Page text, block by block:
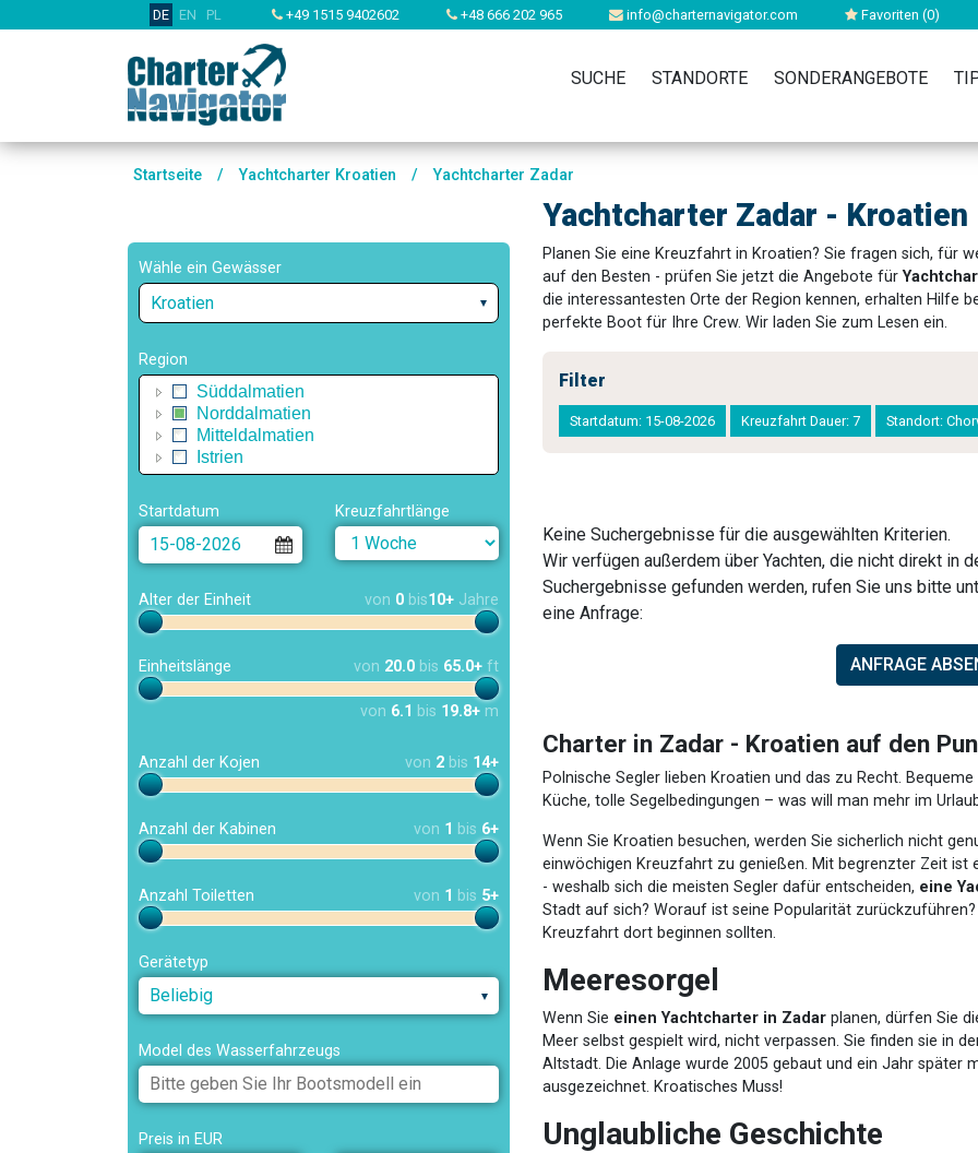
DE EN PL +49 1515 9402602 +48 666 202 965 info@charternavigator.com Favoriten (0)
SUCHE STANDORTE SONDERANGEBOTE
Startseite / Yachtcharter Kroatien / Yachtcharter Zadar
Yachtcharter Zadar - Kroatien
Wähle ein Gewässer
Kroatien
Region
Süddalmatien
Norddalmatien
Mitteldalmatien
Istrien
Startdatum Kreuzfahrtlänge
Alter der Einheit von 0 bis10+ Jahre
Einheitslänge von 20.0 bis 65.0+ ft
von 6.1 bis 19.8+ m
Anzahl der Kojen von 2 bis 14+
Anzahl der Kabinen von 1 bis 6+
Anzahl Toiletten von 1 bis 5+
Gerätetyp
Beliebig
Model des Wasserfahrzeugs
Preis in EUR
Planen Sie eine Kreuzfahrt in Kroatien? Sie fragen sich, für
auf den Besten - prüfen Sie jetzt die Angebote für
die interessantesten Orte der Region kennen, erhalten Hilfe
perfekte Boot für Ihre Crew. Wir laden Sie zum Lesen ein.
Filter
Startdatum: 15-08-2026 Kreuzfahrt Dauer: 7 Standort:
Keine Suchergebnisse für die ausgewählten Kriterien.
Wir verfügen außerdem über Yachten, die nicht direkt in
Suchergebnisse gefunden werden, rufen Sie uns bitte
eine Anfrage:
ANFRAGE
Charter in Zadar - Kroatien auf den
Polnische Segler lieben Kroatien und das zu Recht.
Küche, tolle Segelbedingungen – was will man mehr im
Wenn Sie Kroatien besuchen, werden Sie sicherlich nicht
einwöchigen Kreuzfahrt zu genießen. Mit begrenzter Zeit
- weshalb sich die meisten Segler dafür entscheiden, eine
Stadt auf sich? Worauf ist seine Popularität
Kreuzfahrt dort beginnen sollten.
Meeresorgel
Wenn Sie einen Yachtcharter in Zadar planen, dürfen Sie
Meer selbst gespielt wird, nicht verpassen. Sie finden sie in
Altstadt. Die Anlage wurde 2005 gebaut und ein Jahr später
ausgezeichnet. Kroatisches Muss!
Unglaubliche Geschichte